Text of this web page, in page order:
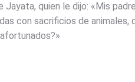
quien le dijo: «Mis
con sacrificios de animales,